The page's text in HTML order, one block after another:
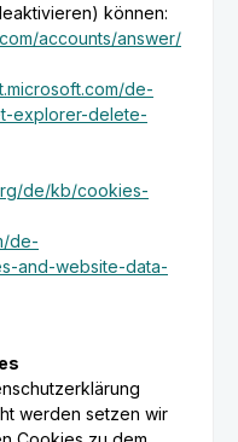
können:
accounts/answer/
de-
explorer-delete-
de/kb/cookies-
de-
and-website-data-
werden setzen wir